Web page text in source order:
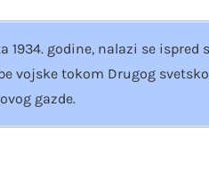
godine, nalazi se ispred
vojske tokom Drugog
gazde.